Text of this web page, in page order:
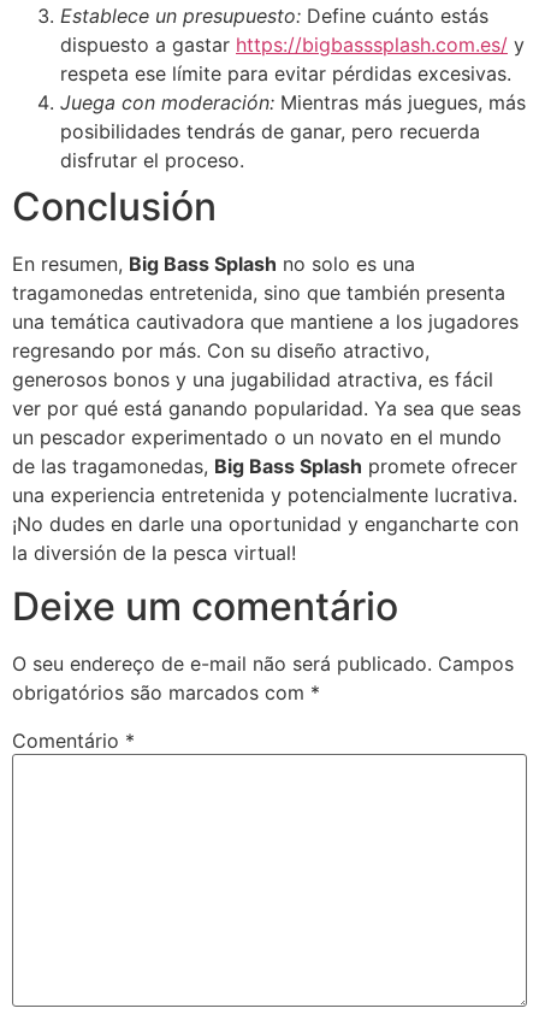
Establece un presupuesto: Define cuánto estás
dispuesto a gastar https://bigbasssplash.com.es/ y
respeta ese límite para evitar pérdidas excesivas.
Juega con moderación: Mientras más juegues, más
posibilidades tendrás de ganar, pero recuerda
disfrutar el proceso.
Conclusión
En resumen, Big Bass Splash no solo es una
tragamonedas entretenida, sino que también presenta
una temática cautivadora que mantiene a los jugadores
regresando por más. Con su diseño atractivo,
generosos bonos y una jugabilidad atractiva, es fácil
ver por qué está ganando popularidad. Ya sea que seas
un pescador experimentado o un novato en el mundo
de las tragamonedas, Big Bass Splash promete ofrecer
una experiencia entretenida y potencialmente lucrativa.
¡No dudes en darle una oportunidad y engancharte con
la diversión de la pesca virtual!
Deixe um comentário
O seu endereço de e-mail não será publicado. Campos
obrigatórios são marcados com *
Comentário *